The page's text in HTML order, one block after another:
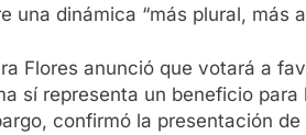
una dinámica “más plural, más
Flores anunció que votará a
sí representa un beneficio
confirmó la presentación